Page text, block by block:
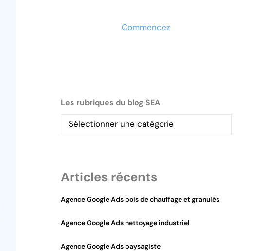
Commencez
Les rubriques du blog SEA
Articles récents
Agence Google Ads bois de chauffage et granulés
Agence Google Ads nettoyage industriel
Agence Google Ads paysagiste